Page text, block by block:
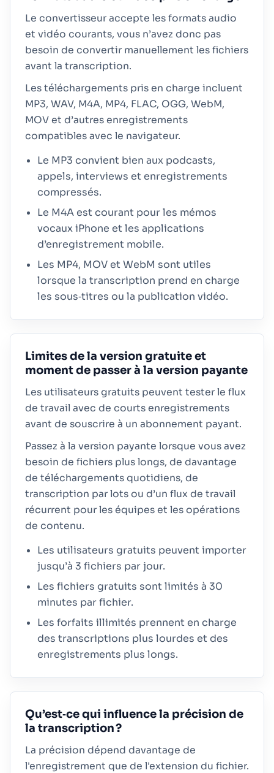
Le convertisseur accepte les formats audio
et vidéo courants, vous n’avez donc pas
besoin de convertir manuellement les fichiers
avant la transcription.
Les téléchargements pris en charge incluent
MP3, WAV, M4A, MP4, FLAC, OGG, WebM,
MOV et d’autres enregistrements
compatibles avec le navigateur.
Le MP3 convient bien aux podcasts,
appels, interviews et enregistrements
compressés.
Le M4A est courant pour les mémos
vocaux iPhone et les applications
d’enregistrement mobile.
Les MP4, MOV et WebM sont utiles
lorsque la transcription prend en charge
les sous‑titres ou la publication vidéo.
Limites de la version gratuite et
moment de passer à la version payante
Les utilisateurs gratuits peuvent tester le flux
de travail avec de courts enregistrements
avant de souscrire à un abonnement payant.
Passez à la version payante lorsque vous avez
besoin de fichiers plus longs, de davantage
de téléchargements quotidiens, de
transcription par lots ou d’un flux de travail
récurrent pour les équipes et les opérations
de contenu.
Les utilisateurs gratuits peuvent importer
jusqu’à 3 fichiers par jour.
Les fichiers gratuits sont limités à 30
minutes par fichier.
Les forfaits illimités prennent en charge
des transcriptions plus lourdes et des
enregistrements plus longs.
Qu’est‑ce qui influence la précision de
la transcription ?
La précision dépend davantage de
l'enregistrement que de l'extension du fichier.